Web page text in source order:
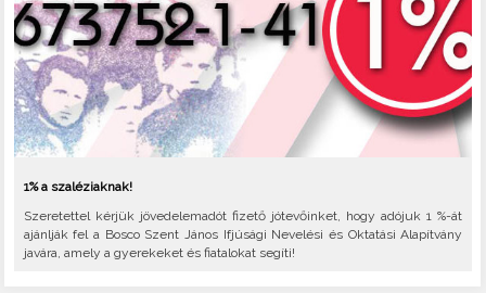
1% a szaléziaknak!
Szeretettel kérjük jövedelemadót fizető jótevőinket, hogy adójuk 1 %-át
ajánlják fel a Bosco Szent János Ifjúsági Nevelési és Oktatási Alapítvány
javára, amely a gyerekeket és fiatalokat segíti!